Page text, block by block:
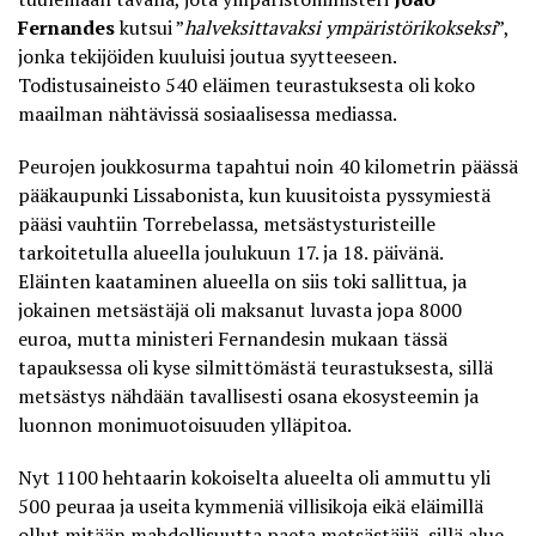
— Alberto Mancebo
(@AlbertoMancebo)December 22,
2020
Fernandeskutsui ”halveksittavaksi ympäristörikokseksi”,
jonka tekijöiden kuuluisi joutua syytteeseen.
Todistusaineisto 540 eläimen teurastuksesta oli koko
maailman nähtävissä sosiaalisessa mediassa.
Peurojen joukkosurmatapahtui noin 40 kilometrin päässä
pääkaupunki Lissabonista, kun kuusitoista pyssymiestä
pääsi vauhtiin Torrebelassa, metsästysturisteille
tarkoitetulla alueella joulukuun 17. ja 18. päivänä.
Eläinten kaataminen alueella on siis toki sallittua, ja
jokainen metsästäjä oli maksanut luvasta jopa 8000
euroa, mutta ministeri Fernandesin mukaan tässä
tapauksessa oli kyse silmittömästä teurastuksesta, sillä
metsästys nähdään tavallisesti osana ekosysteemin ja
luonnon monimuotoisuuden ylläpitoa.
Nyt 1100 hehtaarin kokoiselta alueelta oli ammuttu yli
500 peuraa ja useita kymmeniä villisikoja eikä eläimillä